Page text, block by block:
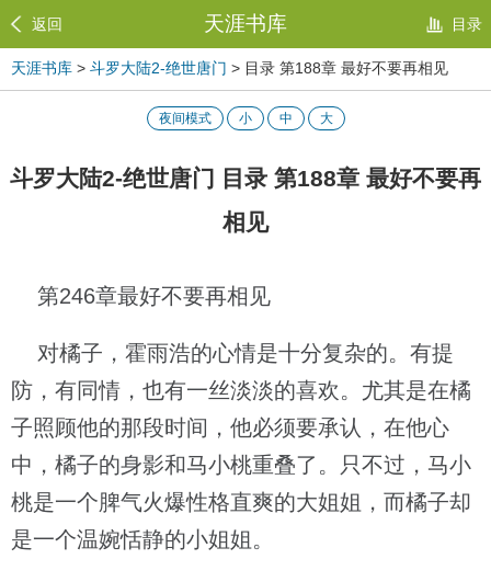
返回 天涯书库 目录
天涯书库 > 斗罗大陆2-绝世唐门 > 目录 第188章 最好不要再相见
夜间模式 小 中 大
斗罗大陆2-绝世唐门 目录 第188章 最好不要再
相见
第246章最好不要再相见
对橘子，霍雨浩的心情是十分复杂的。有提
防，有同情，也有一丝淡淡的喜欢。尤其是在橘
子照顾他的那段时间，他必须要承认，在他心
中，橘子的身影和马小桃重叠了。只不过，马小
桃是一个脾气火爆性格直爽的大姐姐，而橘子却
是一个温婉恬静的小姐姐。